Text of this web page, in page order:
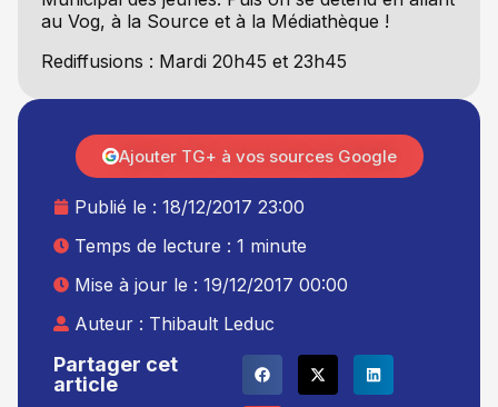
au Vog, à la Source et à la Médiathèque !
Rediffusions : Mardi 20h45 et 23h45
Partager cet
article
Publié le : 18/12/2017 23:00
Temps de lecture : 1 minute
Mise à jour le : 19/12/2017 00:00
Auteur : Thibault Leduc
Ajouter TG+ à vos sources Google